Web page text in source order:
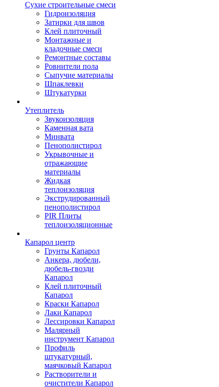
Сухие строительные смеси
Гидроизоляция
Затирки для швов
Клей плиточный
Монтажные и
кладочные смеси
Ремонтные составы
Ровнители пола
Сыпучие материалы
Шпаклевки
Штукатурки
Утеплитель
Звукоизоляция
Каменная вата
Минвата
Пенополистирол
Укрывочные и
отражающие
материалы
Жидкая
теплоизоляция
Экструдированный
пенополистирол
PIR Плиты
теплоизоляционные
Капарол центр
Грунты Капарол
Анкера, дюбели,
дюбель-гвозди
Капарол
Клей плиточный
Капарол
Краски Капарол
Лаки Капарол
Лессировки Капарол
Малярный
инструмент Капарол
Профиль
штукатурный,
маячковый Капарол
Растворители и
очистители Капарол